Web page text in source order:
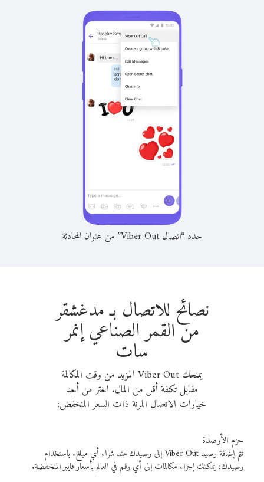
حدد “اتصال Viber Out” من عنوان المحادثة
نصائح للاتصال بـ مدغشقر
من القمر الصناعي إنمر
سات
يمنحك Viber Out المزيد من وقت المكالمة
مقابل تكلفة أقل من المال. اختر من أحد
خيارات الاتصال المرنة ذات السعر المنخفض:
حزم الأرصدة
تتم إضافة رصيد Viber Out إلى رصيدك عند شراء أي مبلغ. باستخدام
رصيدك، يمكنك إجراء مكالمات إلى أي رقم في العالم بأسعار فايبر المنخفضة.